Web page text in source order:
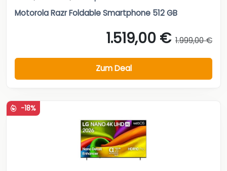
Motorola Razr Foldable Smartphone 512 GB
1.519,00 € 1.999,00 €
Zum Deal
-18%